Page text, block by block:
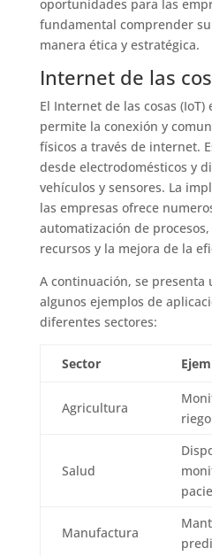
oportunidades para las
fundamental comprender
manera ética y estratégica.
Internet de las
El Internet de las cosas
permite la conexión y
físicos a través de internet.
desde electrodomésticos y
vehículos y sensores. La
las empresas ofrece
automatización de
recursos y la mejora de la
A continuación, se presenta
algunos ejemplos de
diferentes sectores:
Sector
Agricultura
Salud
Manufactura